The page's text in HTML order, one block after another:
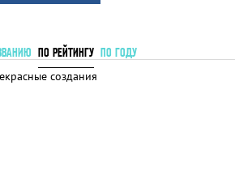
ПО РЕЙТИНГУ ПО ГОДУ